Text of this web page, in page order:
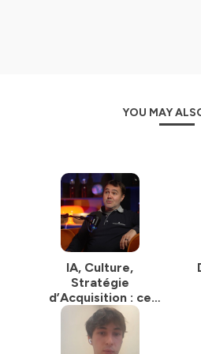
transforment les entrepreneurs
le podcast où l’on met un
conversations qui changent
Hébergé par Ausha. Visitez
confidentialite
pour plus
YOU MAY
IA, Culture,
Stratégie
d’Acquisition : ce
qui fait vraiment
passer un business
à l’échelle — avec